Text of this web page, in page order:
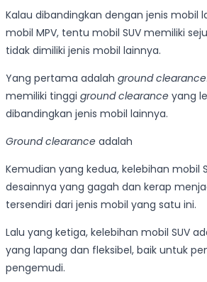
Kalau dibandingkan dengan jenis mobil
mobil MPV, tentu mobil SUV memiliki
tidak dimiliki jenis mobil lainnya.
Yang pertama adalah ground clearance
memiliki tinggi ground clearance yang
dibandingkan jenis mobil lainnya.
Ground clearance adalah
Kemudian yang kedua, kelebihan mobil
desainnya yang gagah dan kerap
tersendiri dari jenis mobil yang satu ini.
Lalu yang ketiga, kelebihan mobil SUV
yang lapang dan fleksibel, baik untuk
pengemudi.